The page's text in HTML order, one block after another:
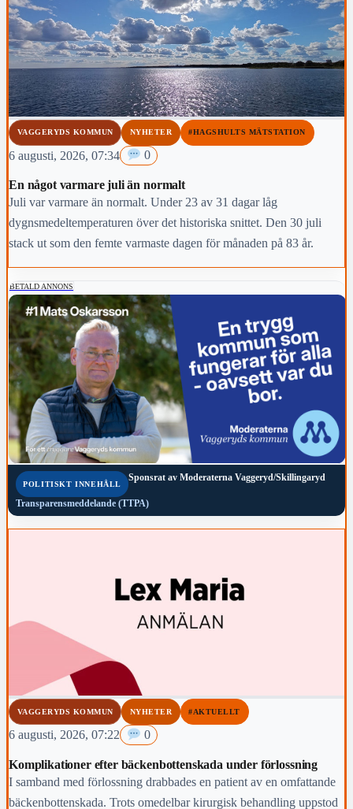
VAGGERYDS KOMMUN NYHETER #HAGSHULTS MÄTSTATION
6 augusti, 2026, 07:34 0
En något varmare juli än normalt
Juli var varmare än normalt. Under 23 av 31 dagar låg
dygnsmedeltemperaturen över det historiska snittet. Den 30 juli
stack ut som den femte varmaste dagen för månaden på 83 år.
BETALD ANNONS
POLITISKT INNEHÅLL
Sponsrat av Moderaterna Vaggeryd/Skillingaryd
Transparensmeddelande (TTPA)
VAGGERYDS KOMMUN NYHETER #AKTUELLT
6 augusti, 2026, 07:22 0
Komplikationer efter bäckenbottenskada under förlossning
I samband med förlossning drabbades en patient av en omfattande
bäckenbottenskada. Trots omedelbar kirurgisk behandling uppstod